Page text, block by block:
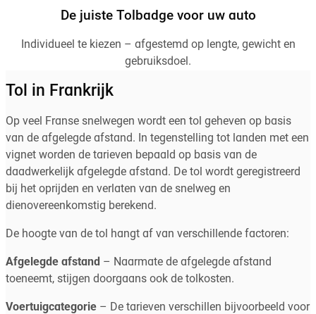
De juiste Tolbadge voor uw auto
Individueel te kiezen – afgestemd op lengte, gewicht en
gebruiksdoel.
Tol in Frankrijk
Op veel Franse snelwegen wordt een tol geheven op basis
van de afgelegde afstand. In tegenstelling tot landen met een
vignet worden de tarieven bepaald op basis van de
daadwerkelijk afgelegde afstand. De tol wordt geregistreerd
bij het oprijden en verlaten van de snelweg en
dienovereenkomstig berekend.
De hoogte van de tol hangt af van verschillende factoren:
Afgelegde afstand – Naarmate de afgelegde afstand
toeneemt, stijgen doorgaans ook de tolkosten.
Voertuigcategorie – De tarieven verschillen bijvoorbeeld voor